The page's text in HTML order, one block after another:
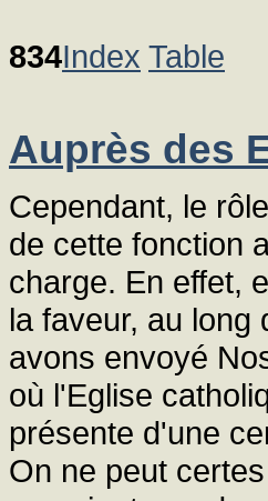
834Index Table
Auprès des
Cependant, le
de cette fonction
charge. En effet,
la faveur, au
avons envoyé
où l'Eglise
présente d'une
On ne peut